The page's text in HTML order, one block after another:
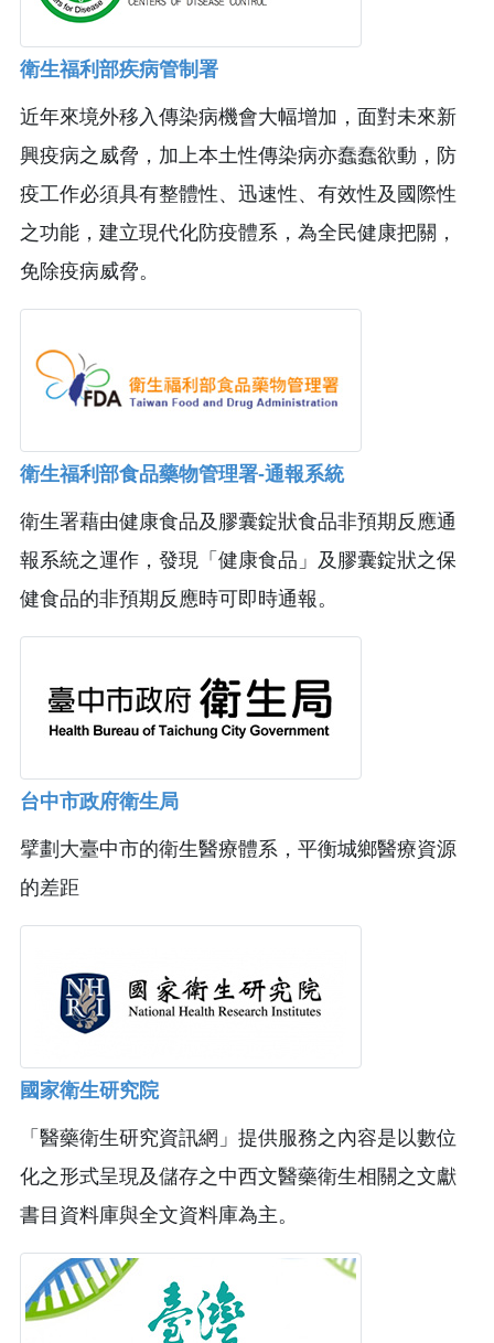
衛生福利部疾病管制署
近年來境外移入傳染病機會大幅增加，面對未來新
興疫病之威脅，加上本土性傳染病亦蠢蠢欲動，防
疫工作必須具有整體性、迅速性、有效性及國際性
之功能，建立現代化防疫體系，為全民健康把關，
免除疫病威脅。
衛生福利部食品藥物管理署-通報系統
衛生署藉由健康食品及膠囊錠狀食品非預期反應通
報系統之運作，發現「健康食品」及膠囊錠狀之保
健食品的非預期反應時可即時通報。
台中市政府衛生局
擘劃大臺中市的衛生醫療體系，平衡城鄉醫療資源
的差距
國家衛生研究院
「醫藥衛生研究資訊網」提供服務之內容是以數位
化之形式呈現及儲存之中西文醫藥衛生相關之文獻
書目資料庫與全文資料庫為主。